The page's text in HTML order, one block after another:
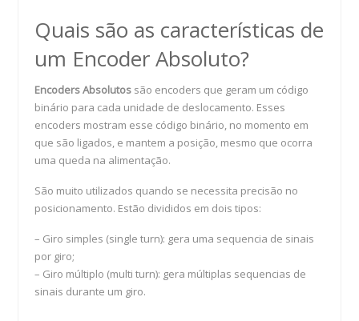
Quais são as características de
um Encoder Absoluto?
Encoders Absolutos são encoders que geram um código
binário para cada unidade de deslocamento. Esses
encoders mostram esse código binário, no momento em
que são ligados, e mantem a posição, mesmo que ocorra
uma queda na alimentação.
São muito utilizados quando se necessita precisão no
posicionamento. Estão divididos em dois tipos:
– Giro simples (single turn): gera uma sequencia de sinais
por giro;
– Giro múltiplo (multi turn): gera múltiplas sequencias de
sinais durante um giro.